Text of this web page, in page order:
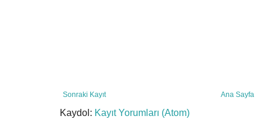
Sonraki Kayıt Ana Sayfa
Kaydol: Kayıt Yorumları (Atom)